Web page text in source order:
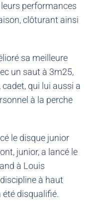
performances
clôturant ainsi
sa meilleure
un saut à 3m25,
qui lui aussi a
à la perche
le disque junior
junior, a lancé le
à Louis
à haut
été disqualifié.